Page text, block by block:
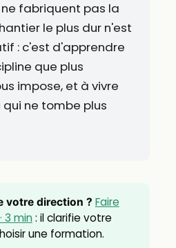
fabriquent pas la
le plus dur n'est
: c'est d'apprendre
que plus
impose, et à vivre
qui ne tombe plus
votre direction ? Faire
3 min: il clarifie votre
une formation.